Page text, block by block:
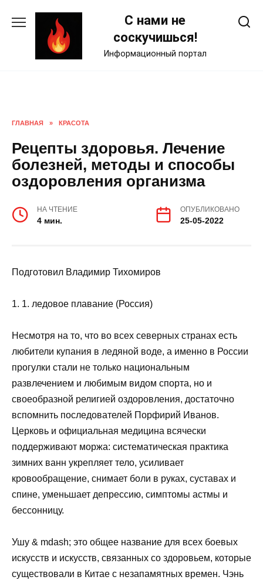
С нами не
соскучишься!
Информационный портал
ГЛАВНАЯ » КРАСОТА
Рецепты здоровья. Лечение
болезней, методы и способы
оздоровления организма
НА ЧТЕНИЕ
4 мин.
ОПУБЛИКОВАНО
25-05-2022
Подготовил Владимир Тихомиров
1. 1. ледовое плавание (Россия)
Несмотря на то, что во всех северных странах есть
любители купания в ледяной воде, а именно в России
прогулки стали не только национальным
развлечением и любимым видом спорта, но и
своеобразной религией оздоровления, достаточно
вспомнить последователей Порфирий Иванов.
Церковь и официальная медицина всячески
поддерживают моржа: систематическая практика
зимних ванн укрепляет тело, усиливает
кровообращение, снимает боли в руках, суставах и
спине, уменьшает депрессию, симптомы астмы и
бессонницу.
Ушу & mdash; это общее название для всех боевых
искусств и искусств, связанных со здоровьем, которые
существовали в Китае с незапамятных времен. Чэнь